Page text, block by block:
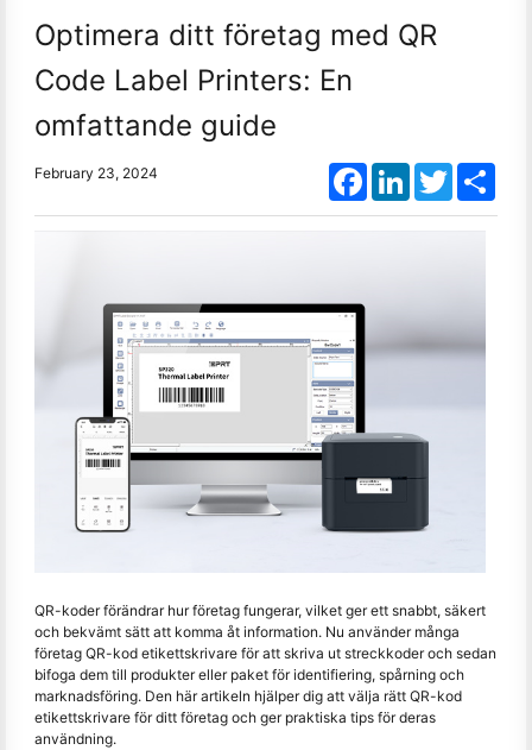
Optimera ditt företag med QR
Code Label Printers: En
omfattande guide
February 23, 2024 FacebookLinkedInTwitter
QR-koder förändrar hur företag fungerar, vilket ger ett snabbt, säkert
och bekvämt sätt att komma åt information. Nu använder många
företag QR-kod etikettskrivare för att skriva ut streckkoder och sedan
bifoga dem till produkter eller paket för identifiering, spårning och
marknadsföring. Den här artikeln hjälper dig att välja rätt QR-kod
etikettskrivare för ditt företag och ger praktiska tips för deras
användning.